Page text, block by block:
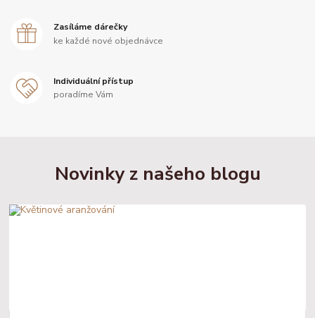
Zasíláme dárečky
ke každé nové objednávce
Individuální přístup
poradíme Vám
Novinky z našeho blogu